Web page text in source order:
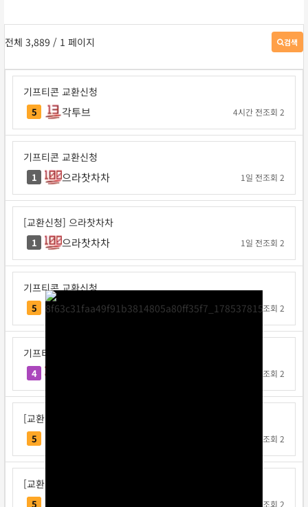
전체 3,889 / 1 페이지 검색
게
판
검
기프티콘 교환신청
5 각투브 4시간 전조회 2
기프티콘 교환신청
1 으라찻차차 1일 전조회 2
[교환신청] 으라찻차차
1 으라찻차차 1일 전조회 2
기프티콘 교환신청
5 요코지나 1일 전조회 2
기프티콘 교환신청
4 조회 2
[교환신청] 다또속
5 조회 2
[교환신청] 일구쏙이구팅
5 조회 2